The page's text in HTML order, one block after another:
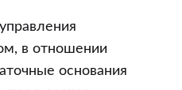
в отношении
основания